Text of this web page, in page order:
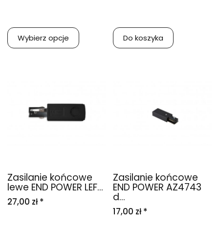
Wybierz opcje Do koszyka
Zasilanie końcowe
lewe END POWER LEF...
27,00 zł *
Zasilanie końcowe
END POWER AZ4743
d...
17,00 zł *